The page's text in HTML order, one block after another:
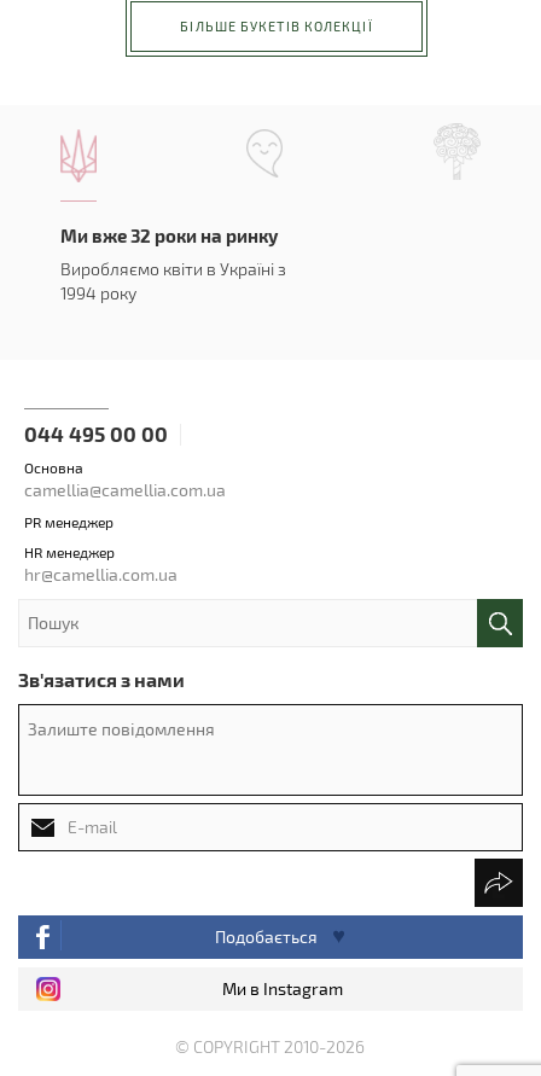
БІЛЬШЕ БУКЕТІВ КОЛЕКЦІЇ
Ми вже 32 роки на ринку
Виробляємо квіти в Україні з
1994 року
044 495 00 00
Основна
camellia@camellia.com.ua
PR менеджер
HR менеджер
hr@camellia.com.ua
Зв'язатися з нами
Подобається
Ми в Instagram
© COPYRIGHT 2010-2026